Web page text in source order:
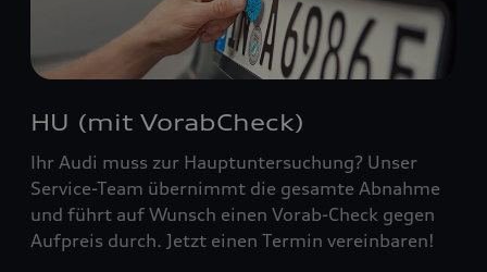
HU (mit VorabCheck)
Ihr Audi muss zur Hauptuntersuchung? Unser
Service-Team übernimmt die gesamte Abnahme
und führt auf Wunsch einen Vorab-Check gegen
Aufpreis durch. Jetzt einen Termin vereinbaren!